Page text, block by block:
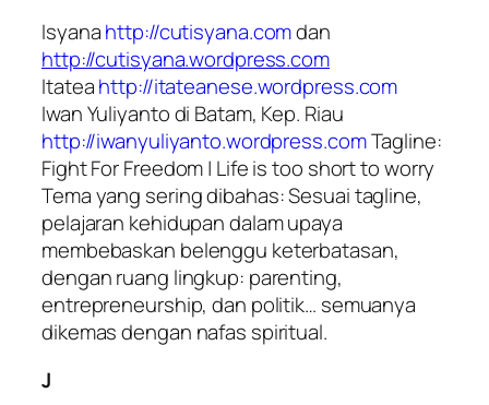
Isyanahttp://cutisyana.comdan
http://cutisyana.wordpress.com
Itateahttp://itateanese.wordpress.com
Iwan Yuliyanto di Batam, Kep. Riau
http://iwanyuliyanto.wordpress.comTagline:
Fight For Freedom | Life is too short to worry
Tema yang sering dibahas: Sesuai tagline,
pelajaran kehidupan dalam upaya
membebaskan belenggu keterbatasan,
dengan ruang lingkup: parenting,
entrepreneurship, dan politik… semuanya
dikemas dengan nafas spiritual.
J